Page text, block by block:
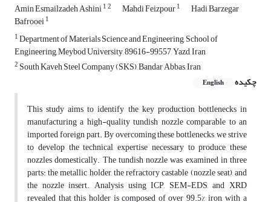
Amin Esmailzadeh Ashini12 Mahdi Feizpour1 Hadi Barzegar
Bafrooei1
1Department of Materials Science and Engineering, School of
Engineering, Meybod University, 89616-99557, Yazd, Iran
2 South Kaveh Steel Company (SKS), Bandar Abbas, Iran
چکیده
English
This study aims to identify the key production bottlenecks in
manufacturing a high-quality tundish nozzle comparable to an
imported foreign part. By overcoming these bottlenecks, we strive
to develop the technical expertise necessary to produce these
nozzles domestically. The tundish nozzle was examined in three
parts: the metallic holder, the refractory castable (nozzle seat), and
the nozzle insert. Analysis using ICP, SEM-EDS, and XRD
revealed that this holder is composed of over 99.5% iron, with a